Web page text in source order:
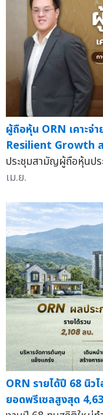
ผู้ถือหุ้น ORN เคาะจ่
Resilient Growth ส
ประชุมสามัญผู้ถือหุ้นป
เม.ย.
ORN รายได้ปี 68 นิว
ยอดพรีเซลสูงสุด